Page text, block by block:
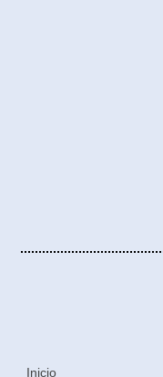
Inicio